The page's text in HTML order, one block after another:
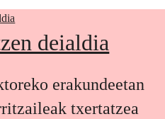
deialdia
erakundeetan
txertatzea